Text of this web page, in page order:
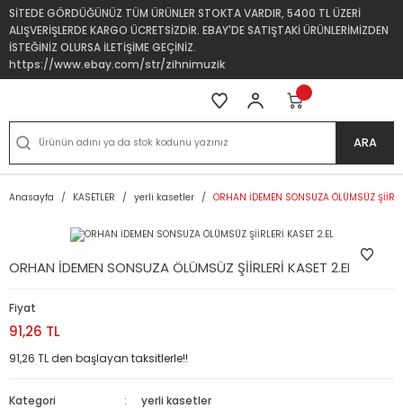
SİTEDE GÖRDÜĞÜNÜZ TÜM ÜRÜNLER STOKTA VARDIR, 5400 TL ÜZERİ
ALIŞVERİŞLERDE KARGO ÜCRETSİZDİR. EBAY'DE SATIŞTAKİ ÜRÜNLERİMİZDEN
İSTEĞİNİZ OLURSA İLETİŞİME GEÇİNİZ.
https://www.ebay.com/str/zihnimuzik
ARA
Anasayfa KASETLER yerli kasetler ORHAN İDEMEN SONSUZA ÖLÜMSÜZ
ORHAN İDEMEN SONSUZA ÖLÜMSÜZ ŞİİRLERİ KASET 2.EL
Fiyat
91,26 TL
91,26 TL den başlayan taksitlerle!!
Kategori
yerli kasetler